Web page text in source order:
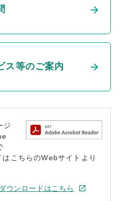
ス等のご案内
ジ
こちらのWebサイトより
ウンロードはこちら